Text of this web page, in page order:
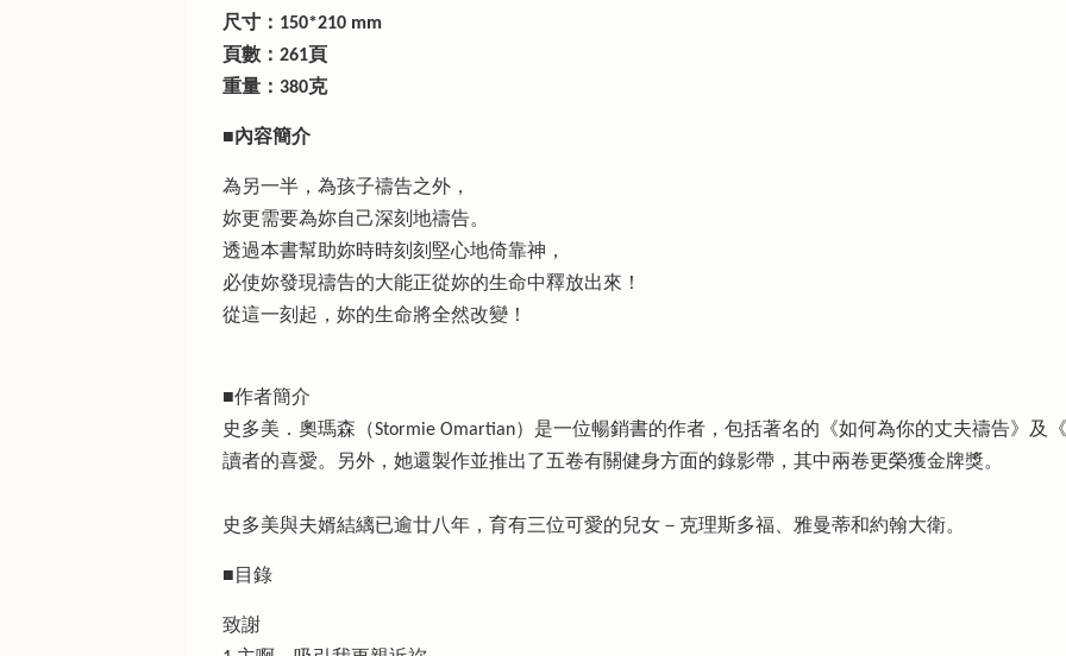
尺寸：150*210 mm
頁數：261頁
重量：380克
■內容簡介
為另一半，為孩子禱告之外，
妳更需要為妳自己深刻地禱告。
透過本書幫助妳時時刻刻堅心地倚靠神，
必使妳發現禱告的大能正從妳的生命中釋放出來！
從這一刻起，妳的生命將全然改變！
■作者簡介
史多美．奧瑪森（Stormie Omartian）是一位暢銷書的作者，包括著名的《如何為你的丈夫禱告》及
讀者的喜愛。另外，她還製作並推出了五卷有關健身方面的錄影帶，其中兩卷更榮獲金牌獎。
史多美與夫婿結縭已逾廿八年，育有三位可愛的兒女－克理斯多福、雅曼蒂和約翰大衛。
■目錄
致謝